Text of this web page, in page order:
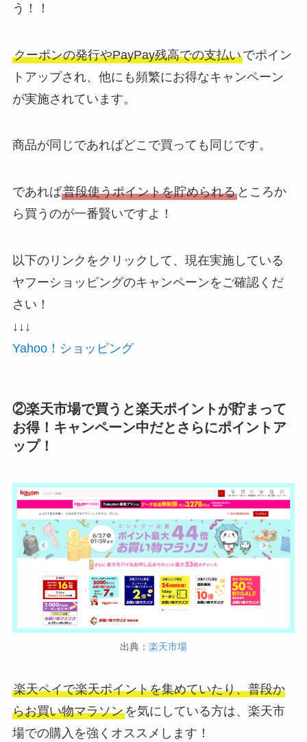
う！！
クーポンの発行やPayPay残高での支払いでポイン
トアップされ、他にも頻繁にお得なキャンペーン
が実施されています。
商品が同じであればどこで買っても同じです。
であれば普段使うポイントを貯められるところか
ら買うのが一番賢いですよ！
以下のリンクをクリックして、現在実施している
ヤフーショッピングのキャンペーンをご確認くだ
さい！
↓↓↓
Yahoo！ショッピング
②楽天市場で買うと楽天ポイントが貯まって
お得！キャンペーン中だとさらにポイントア
ップ！
出典： 楽天市場
楽天ペイで楽天ポイントを集めていたり、普段か
らお買い物マラソンを気にしている方は、楽天市
場での購入を強くオススメします！